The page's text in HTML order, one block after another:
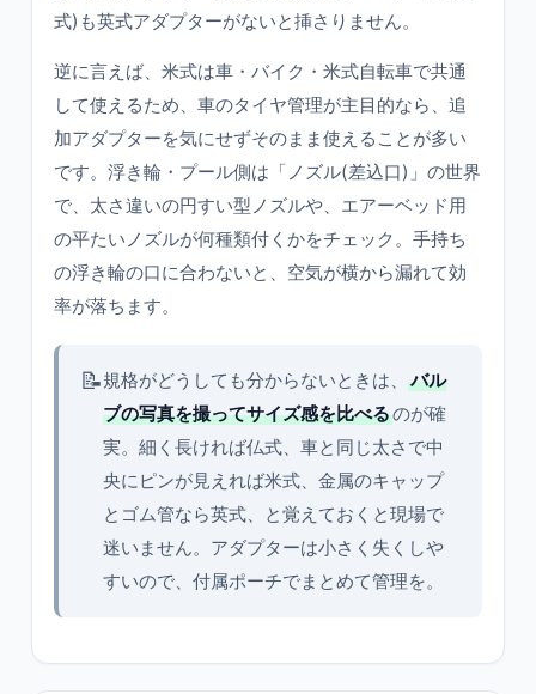
式)も英式アダプターがないと挿さりません。
逆に言えば、米式は車・バイク・米式自転車で共通
して使えるため、車のタイヤ管理が主目的なら、追
加アダプターを気にせずそのまま使えることが多い
です。浮き輪・プール側は「ノズル(差込口)」の世界
で、太さ違いの円すい型ノズルや、エアーベッド用
の平たいノズルが何種類付くかをチェック。手持ち
の浮き輪の口に合わないと、空気が横から漏れて効
率が落ちます。
📝規格がどうしても分からないときは、
バル
ブの写真を撮ってサイズ感を比べるのが確
実。細く長ければ仏式、車と同じ太さで中
央にピンが見えれば米式、金属のキャップ
とゴム管なら英式、と覚えておくと現場で
迷いません。アダプターは小さく失くしや
すいので、付属ポーチでまとめて管理を。